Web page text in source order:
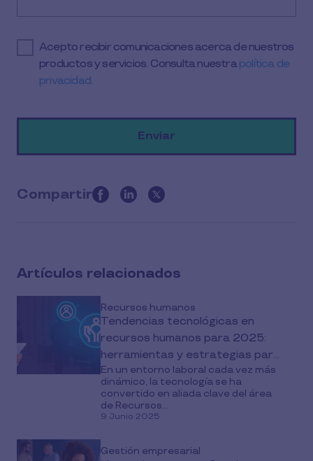
Acepto recibir comunicaciones acerca de nuestros
productos y servicios. Consulta nuestrapolítica de
privacidad.
Compartir
this
media
Artículos relacionados
Recursos humanos
Tendencias tecnológicas en
recursos humanos para 2025:
herramientas y estrategias para
transformar tu empresa
En un entorno laboral cada vez más
dinámico, la tecnología se ha
convertido en aliada clave del área
de Recursos...
9 Junio 2025
Gestión empresarial